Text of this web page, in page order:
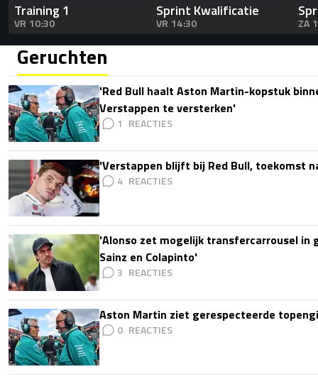
Training 1
VR 10:30
Sprint Kwalificatie
VR 14:30 ZA
Geruchten
'Red Bull haalt Aston Martin-kopstuk
Verstappen te versterken'
1
'Verstappen blijft bij Red Bull, toekomst
4
'Alonso zet mogelijk transfercarrousel in
Sainz en Colapinto'
3
Aston Martin ziet gerespecteerde
0